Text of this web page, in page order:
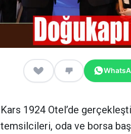
Kars 1924 Otel’de
temsilcileri, oda ve borsa